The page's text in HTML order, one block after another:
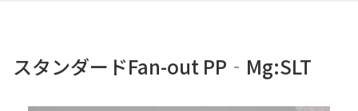
スタンダードFan-out PP‐Mg:SLT